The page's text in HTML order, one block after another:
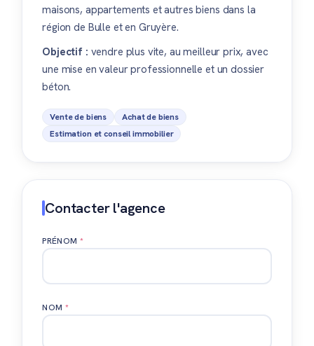
maisons, appartements et autres biens dans la
région de Bulle et en Gruyère.
Objectif : vendre plus vite, au meilleur prix, avec
une mise en valeur professionnelle et un dossier
béton.
Vente de biens
Achat de biens
Estimation et conseil immobilier
Contacter l'agence
PRÉNOM*
NOM *